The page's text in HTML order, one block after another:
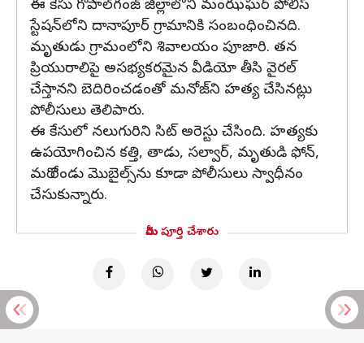
ఈ కేసు గోపాల్‌గంజ్ జిల్లాలోని మంఝఘర్ పోలీస్
స్టేషన్‌లోని దానాపూర్ గ్రామానికి సంబంధించినది.
మృతుడు గ్రామంలోని శివాలయం పూజారి. తన
ప్రియురాలిపై అసభ్యకరమైన వీడియో తీసి వైరల్‌
చేస్తానని బెదిరించడంతో మనోజ్‌ని హత్య చేసినట్లు
పోలీసులు తెలిపారు.
ఈ కేసులో నలుగురిని సిట్ అరెస్టు చేసింది. హత్యకు
ఉపయోగించిన కత్తి, తాడు, సల్వార్, మృతుడి ఫోన్,
మరో రెండు మొబైల్స్‌ను కూడా పోలీసులు స్వాధీనం
చేసుకున్నారు.
మీరు పూర్తి చేశారు